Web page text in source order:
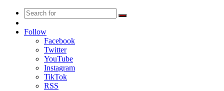
Search
Article
Follow
Facebook
Twitter
YouTube
Instagram
TikTok
RSS